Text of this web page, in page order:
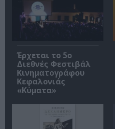
Έρχεται το 5ο
Διεθνές Φεστιβάλ
Κινηματογράφου
Κεφαλονιάς
«Κύματα»